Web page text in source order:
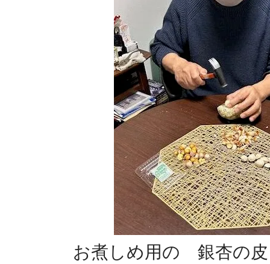
お煮しめ用の 銀杏の